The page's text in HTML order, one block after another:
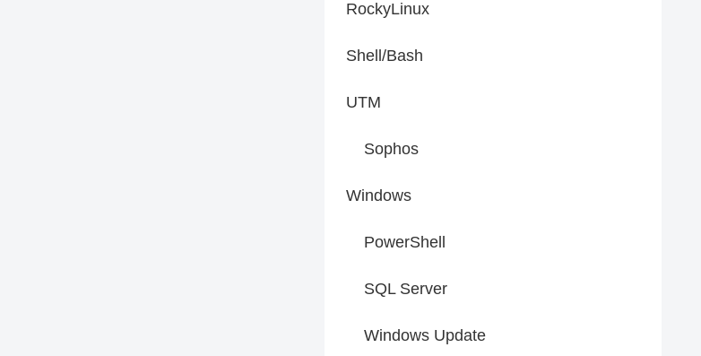
RockyLinux
Shell/Bash
UTM
Sophos
Windows
PowerShell
SQL Server
Windows Update